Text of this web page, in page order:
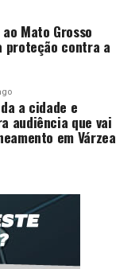
Mato Grosso
proteção contra a
a cidade e
audiência que vai
em Várzea